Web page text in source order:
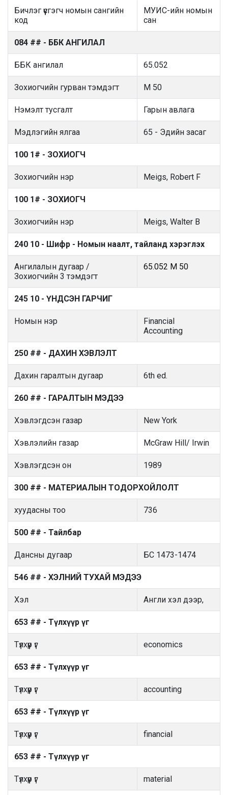
Бичлэг үүсгэгч номын сангийн
код
МУИС-ийн номын
сан
084 ## - ББК АНГИЛАЛ
ББК ангилал 65.052
Зохиогчийн гурван тэмдэгт M 50
Нэмэлт тусгалт Гарын авлага
Мэдлэгийн ялгаа 65 - Эдийн засаг
100 1# - ЗОХИОГЧ
Зохиогчийн нэр Meigs, Robert F
100 1# - ЗОХИОГЧ
Зохиогчийн нэр Meigs, Walter B
240 10 - Шифр - Номын наалт, тайланд хэрэглэх
Ангилалын дугаар /
Зохиогчийн 3 тэмдэгт
65.052 M 50
245 10 - ҮНДСЭН ГАРЧИГ
Номын нэр
Financial
Accounting
250 ## - ДАХИН ХЭВЛЭЛТ
Дахин гаралтын дугаар 6th ed.
260 ## - ГАРАЛТЫН МЭДЭЭ
Хэвлэгдсэн газар New York
Хэвлэлийн газар McGraw Hill/ Irwin
Хэвлэгдсэн он 1989
300 ## - МАТЕРИАЛЫН ТОДОРХОЙЛОЛТ
хуудасны тоо 736
500 ## - Тайлбар
Дансны дугаар БС 1473-1474
546 ## - ХЭЛНИЙ ТУХАЙ МЭДЭЭ
Хэл Англи хэл дээр,
653 ## - Түлхүүр үг
Түлхүүр үг economics
653 ## - Түлхүүр үг
Түлхүүр үг accounting
653 ## - Түлхүүр үг
Түлхүүр үг financial
653 ## - Түлхүүр үг
Түлхүүр үг material